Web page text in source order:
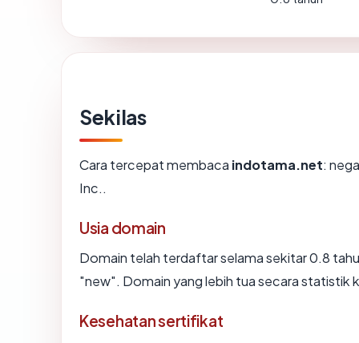
Sekilas
Cara tercepat membaca indotama.net:
Inc..
Usia domain
Domain telah terdaftar selama sekitar 0.8
"new". Domain yang lebih tua secara statistik
Kesehatan sertifikat